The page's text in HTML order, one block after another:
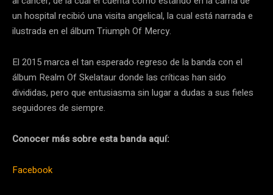
un hospital recibió una visita angelical, la cual está narrada e
ilustrada en el álbum Triumph Of Mercy.
El 2015 marca el tan esperado regreso de la banda con el
álbum Realm Of Skelataur donde las críticas han sido
divididas, pero que entusiasma sin lugar a dudas a sus fieles
seguidores de siempre.
Conocer más sobre esta banda aquí:
Facebook